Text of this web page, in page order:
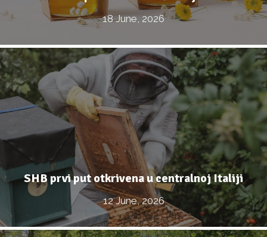
18 June, 2026
SHB prvi put otkrivena u centralnoj Italiji
12 June, 2026